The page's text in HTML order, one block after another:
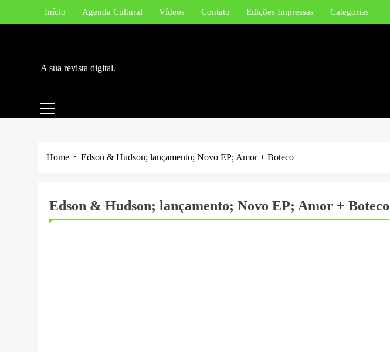
Início Agenda Cultural Vídeos Contato Edições Impressas Categorias
A sua revista digital.
Home Edson & Hudson; lançamento; Novo EP; Amor + Boteco
Edson & Hudson; lançamento; Novo EP; Amor + Boteco